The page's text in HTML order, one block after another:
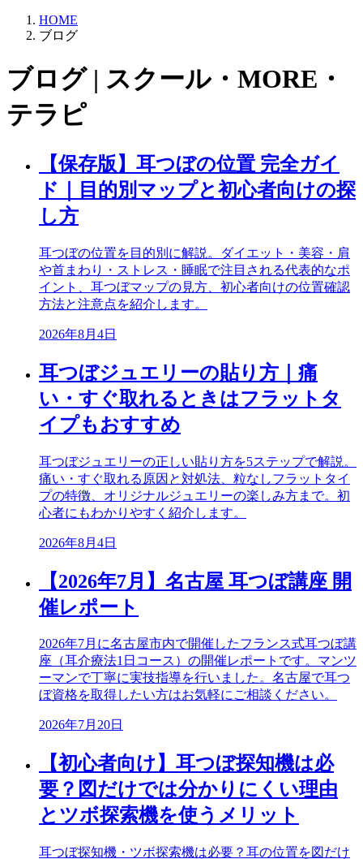
HOME
ブログ
ブログ | スクール・MORE・
テラピ
【保存版】耳つぼの位置 完全ガイ
ド｜目的別マップと初心者向けの探
し方
耳つぼの位置を目的別に解説。ダイエット・美容・肩
や首まわり・ストレス・睡眠で注目される代表的なポ
イント、耳つぼマップの見方、初心者向けの位置確認
方法と注意点を紹介します。
2026年8月4日
耳つぼジュエリーの貼り方｜痛
い・すぐ取れるときはフラットタ
イプもおすすめ
耳つぼジュエリーの正しい貼り方を5ステップで解説。
痛い・すぐ取れる原因と対処法、粒なしフラットタイ
プの特徴、オリジナルジュエリーの楽しみ方まで。初
心者にもわかりやすく紹介します。
2026年8月4日
【2026年7月】名古屋 耳つぼ講座 開
催レポート
2026年7月に名古屋市内で開催したフランス式耳つぼ講
座（耳介療法1日コース）の開催レポートです。マンツ
ーマンで丁寧に実技指導を行いました。名古屋で耳つ
ぼ資格を取得したい方はお気軽にご相談ください。
2026年7月20日
【初心者向け】耳つぼ探知機は必
要？図だけでは分かりにくい理由
とツボ探索機を使うメリット
耳つぼ探知機・ツボ探索機は必要？耳の位置を図だけ